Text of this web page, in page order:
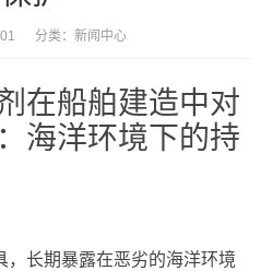
01 分类： 新闻中心
在船舶建造中对
海洋环境下的持
长期暴露在恶劣的海洋环境